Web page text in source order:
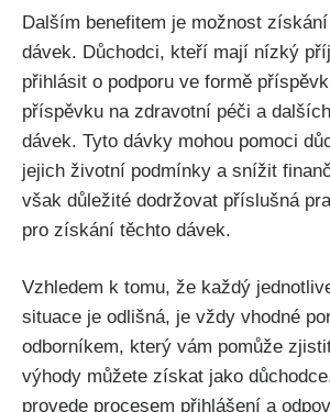
Dalším benefitem je možnost
dávek. Důchodci, kteří mají nízký
přihlásit o podporu ve formě
příspěvku na zdravotní péči a
dávek. Tyto dávky mohou pomoci
jejich životní podmínky a snížit
však důležité dodržovat příslušná
pro získání těchto dávek.
Vzhledem k tomu, že každý
situace je odlišná, je vždy vhodné
odborníkem, který vám pomůže
výhody můžete získat jako
provede procesem přihlášení a